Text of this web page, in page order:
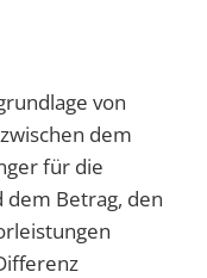
von
dem
für die
Betrag, den